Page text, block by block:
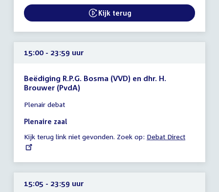
23:59
uur
External link:
Kijk terug
15:00 - 23:59 uur
Beëdiging R.P.G. Bosma (VVD) en dhr. H.
Brouwer (PvdA)
vergadering
15:00
23:59
uur
Plenair debat
Plenaire zaal
Kijk terug link niet gevonden. Zoek op: External
Debat Direct
15:05 - 23:59 uur